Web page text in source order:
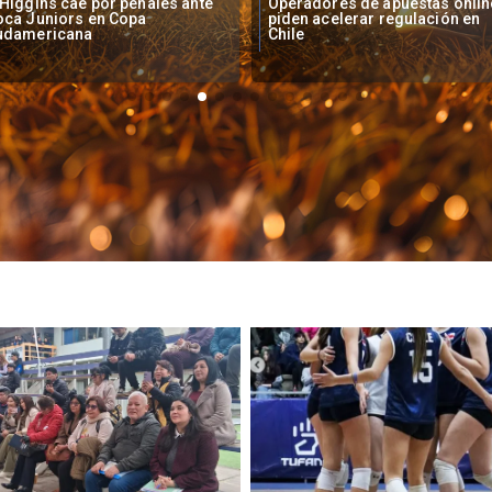
de apuestas online
acelerar regulación en
Fallece Lucy López Cruz,
primera medallista chilena en
Juegos Panamericanos